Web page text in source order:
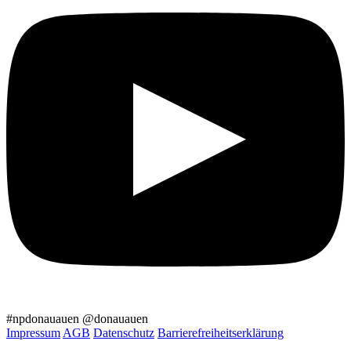
#npdonauauen @donauauen
ImpressumAGB Datenschutz Barrierefreiheitserklärung